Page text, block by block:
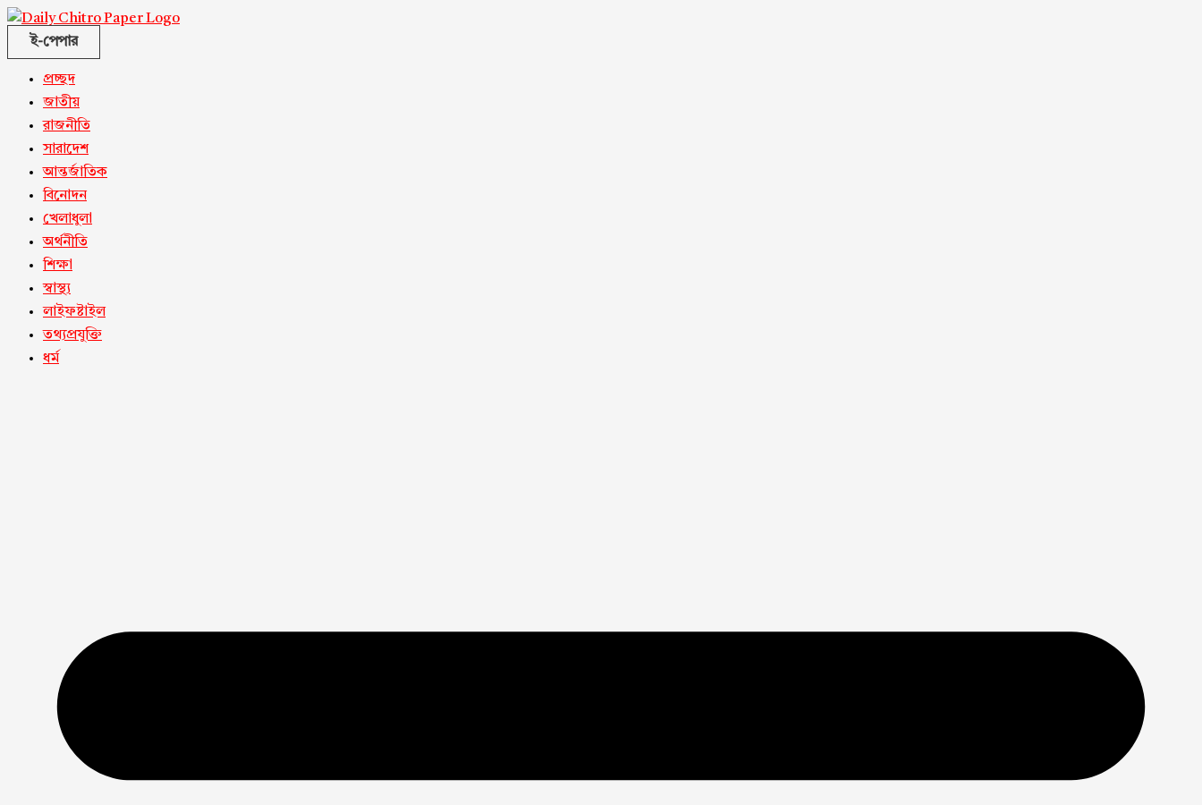
ই-পেপার
প্রচ্ছদ
জাতীয়
রাজনীতি
সারাদেশ
আন্তর্জাতিক
বিনোদন
খেলাধুলা
অর্থনীতি
শিক্ষা
স্বাস্থ্য
লাইফষ্টাইল
তথ্যপ্রযুক্তি
ধর্ম